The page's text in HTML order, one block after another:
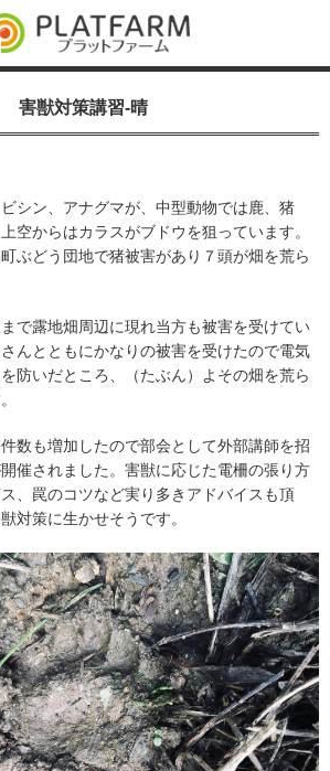
害獣対策講習-晴
シン、アナグマが、中型動物では鹿、猪
空からはカラスがブドウを狙っています。
ぶどう団地で猪被害があり７頭が畑を荒ら
で露地畑周辺に現れ当方も被害を受けてい
んとともにかなりの被害を受けたので電気
防いだところ、（たぶん）よその畑を荒ら
数も増加したので部会として外部講師を招
催されました。害獣に応じた電柵の張り方
、罠のコツなど実り多きアドバイスも頂
対策に生かせそうです。